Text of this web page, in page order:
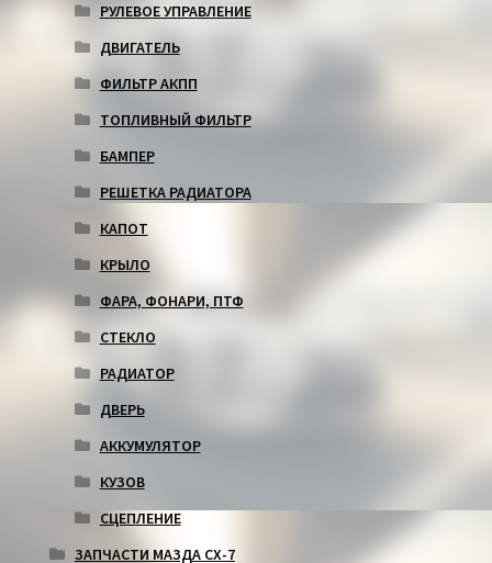
РУЛЕВОЕ УПРАВЛЕНИЕ
ДВИГАТЕЛЬ
ФИЛЬТР АКПП
ТОПЛИВНЫЙ ФИЛЬТР
БАМПЕР
РЕШЕТКА РАДИАТОРА
КАПОТ
КРЫЛО
ФАРА, ФОНАРИ, ПТФ
СТЕКЛО
РАДИАТОР
ДВЕРЬ
АККУМУЛЯТОР
КУЗОВ
СЦЕПЛЕНИЕ
ЗАПЧАСТИ МАЗДА СХ-7